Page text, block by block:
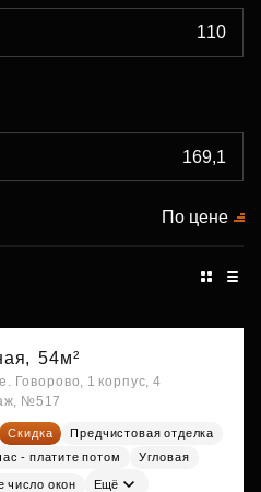
По цене
54м²
Говорово, 1 корпус, 4
№517
Скидка
Предчистовая отделка
- платите потом
Угловая
число окон Ещё